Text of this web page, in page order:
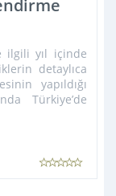
ilgili yıl içinde
detaylıca
yapıldığı
Türkiye’de